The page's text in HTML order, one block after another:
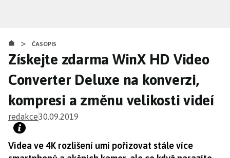
obsahu
> ČASOPIS
Získejte zdarma WinX HD Video
Converter Deluxe na konverzi,
kompresi a změnu velikosti videí
redakce30.09.2019
Videa ve 4K rozlišení umí pořizovat stále více